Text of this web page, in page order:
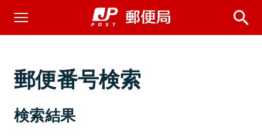
郵便番号検索
検索結果